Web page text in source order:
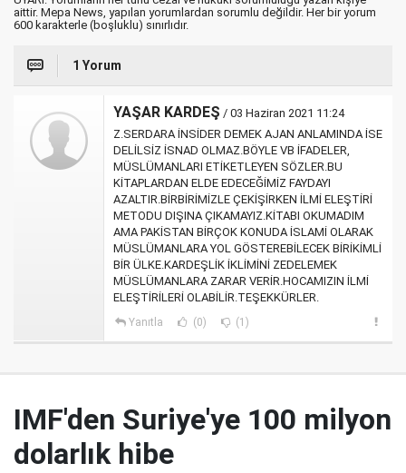
aittir. Mepa News, yapılan yorumlardan sorumlu değildir. Her bir yorum
600 karakterle (boşluklu) sınırlıdır.
1 Yorum
YAŞAR KARDEŞ / 03 Haziran 2021 11:24
Z.SERDARA İNSİDER DEMEK AJAN ANLAMINDA İSE
DELİLSİZ İSNAD OLMAZ.BÖYLE VB İFADELER,
MÜSLÜMANLARI ETİKETLEYEN SÖZLER.BU
KİTAPLARDAN ELDE EDECEĞİMİZ FAYDAYI
AZALTIR.BİRBİRİMİZLE ÇEKİŞİRKEN İLMİ ELEŞTİRİ
METODU DIŞINA ÇIKAMAYIZ.KİTABI OKUMADIM
AMA PAKİSTAN BİRÇOK KONUDA İSLAMİ OLARAK
MÜSLÜMANLARA YOL GÖSTEREBİLECEK BİRİKİMLİ
BİR ÜLKE.KARDEŞLİK İKLİMİNİ ZEDELEMEK
MÜSLÜMANLARA ZARAR VERİR.HOCAMIZIN İLMİ
ELEŞTİRİLERİ OLABİLİR.TEŞEKKÜRLER.
Yanıtla (0) (1)
IMF'den Suriye'ye 100 milyon
dolarlık hibe